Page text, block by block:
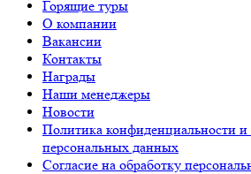
Горящие туры
О компании
Вакансии
Контакты
Награды
Наши менеджеры
Новости
Политика конфиденциальности и
персональных данных
Согласие на обработку